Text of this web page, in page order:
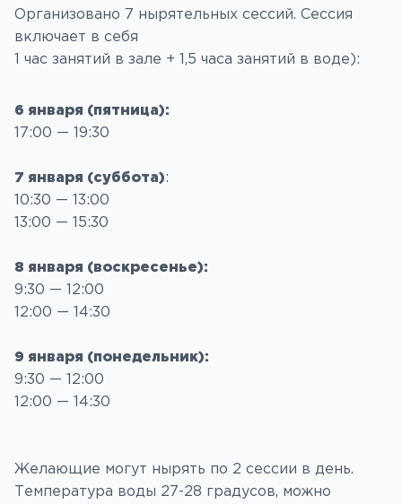
Организовано 7 нырятельных сессий. Сессия
включает в себя
1 час занятий в зале + 1,5 часа занятий в воде):
6 января (пятница):
17:00 — 19:30
7 января (суббота):
10:30 — 13:00
13:00 — 15:30
8 января (воскресенье):
9:30 — 12:00
12:00 — 14:30
9 января (понедельник):
9:30 — 12:00
12:00 — 14:30
Желающие могут нырять по 2 сессии в день.
Температура воды 27-28 градусов, можно